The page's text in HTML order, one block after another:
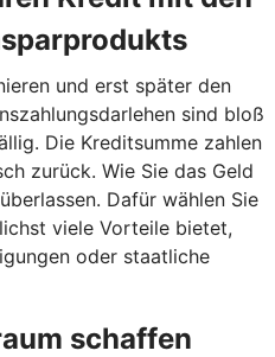
und erst später den
sind bloß
Die Kreditsumme zahlen
zurück. Wie Sie das Geld
Dafür wählen Sie
viele Vorteile bietet,
oder staatliche
schaffen